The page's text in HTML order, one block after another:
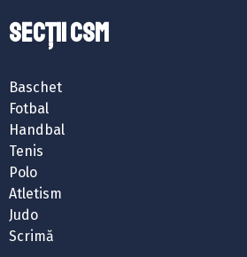
SECȚII CSM
Baschet
Fotbal
Handbal
Tenis
Polo
Atletism
Judo
Scrimă